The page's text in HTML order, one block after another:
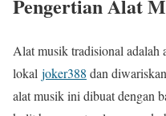
Pengertian Alat
Alat musik tradisional adalah
lokal joker388 dan
alat musik ini dibuat dengan